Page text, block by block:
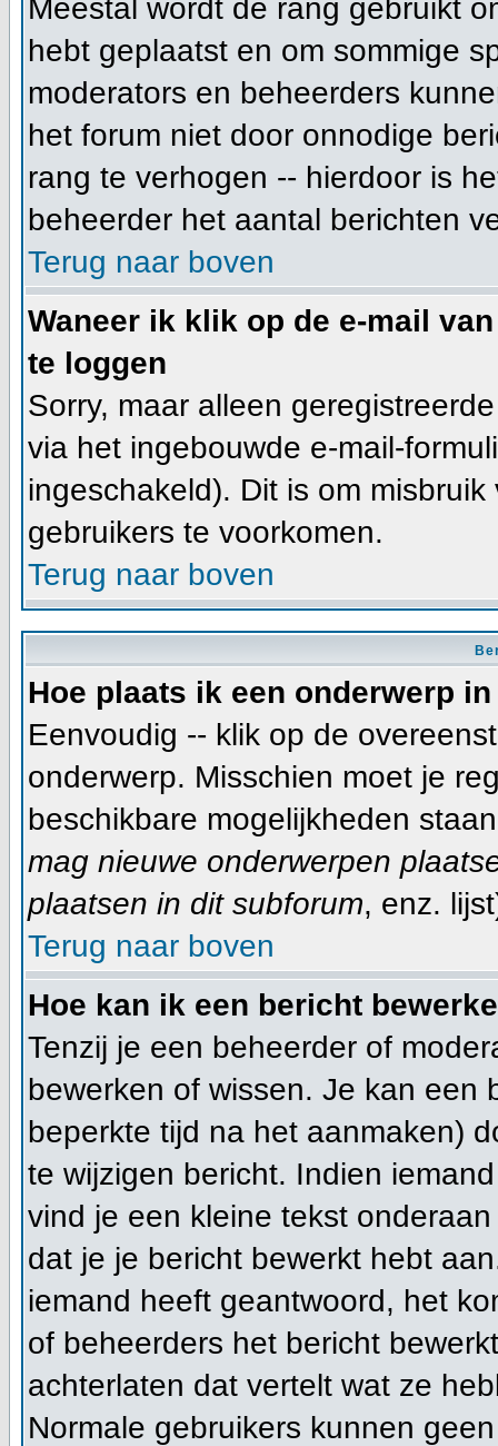
Meestal wordt de rang gebruikt
hebt geplaatst en om sommige
moderators en beheerders
het forum niet door onnodige
rang te verhogen -- hierdoor is
beheerder het aantal berichten
Terug naar boven
Waneer ik klik op de e-mail
te loggen
Sorry, maar alleen
via het ingebouwde e-mail-
ingeschakeld). Dit is om
gebruikers te voorkomen.
Terug naar boven
Hoe plaats ik een onderwerp
Eenvoudig -- klik op de
onderwerp. Misschien moet je
beschikbare mogelijkheden
mag nieuwe onderwerpen
plaatsen in dit subforum, enz.
Terug naar boven
Hoe kan ik een bericht
Tenzij je een beheerder of
bewerken of wissen. Je kan een
beperkte tijd na het aanmaken)
te wijzigen bericht. Indien
vind je een kleine tekst
dat je je bericht bewerkt hebt
iemand heeft geantwoord, het
of beheerders het bericht
achterlaten dat vertelt wat ze
Normale gebruikers kunnen